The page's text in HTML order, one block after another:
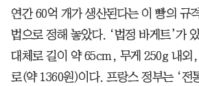
연간 60억 개가 생산된다는 이 빵의 규
법으로 정해 놓았다. ‘법정 바게트’가
대체로 길이 약 65cm, 무게 250g 내외
로(약 1360원)이다. 프랑스 정부는 ‘전